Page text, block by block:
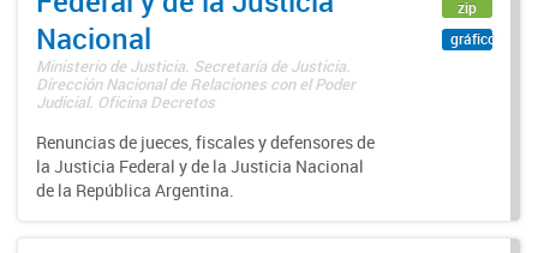
Nacional
Ministerio de Justicia. Secretaría de Justicia.
Dirección Nacional de Relaciones con el Poder
Judicial. Oficina Decretos
Renuncias de jueces, fiscales y defensores de
la Justicia Federal y de la Justicia Nacional
de la República Argentina.
zip
gráfico